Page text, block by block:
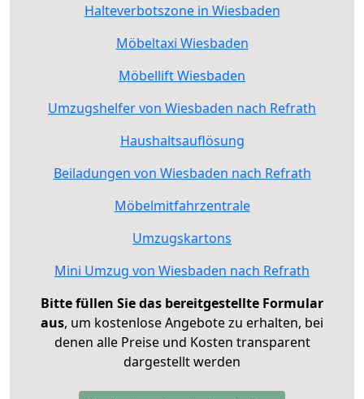
Halteverbotszone in Wiesbaden
Möbeltaxi Wiesbaden
Möbellift Wiesbaden
Umzugshelfer von Wiesbaden nach Refrath
Haushaltsauflösung
Beiladungen von Wiesbaden nach Refrath
Möbelmitfahrzentrale
Umzugskartons
Mini Umzug von Wiesbaden nach Refrath
Bitte füllen Sie das bereitgestellte Formular
aus, um kostenlose Angebote zu erhalten, bei
denen alle Preise und Kosten transparent
dargestellt werden